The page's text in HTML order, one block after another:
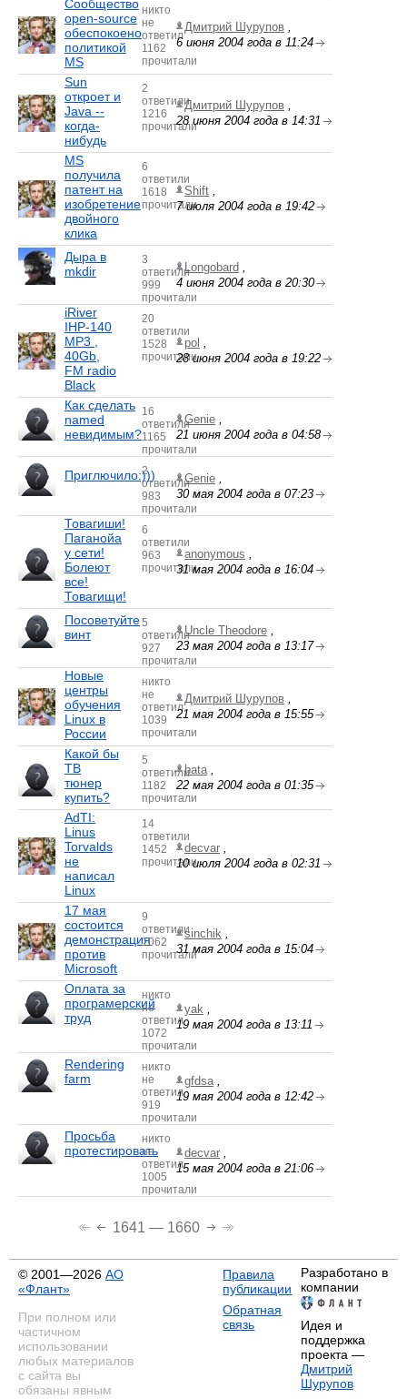
Сообщество
open-source
обеспокоено
политикой
MS
никто
не
ответил
1162
прочитали
Дмитрий Шурупов ,
6 июня 2004 года в 11:24
Sun
откроет и
Java --
когда-
нибудь
2
ответили
1216
прочитали
Дмитрий Шурупов ,
28 июня 2004 года в 14:31
MS
получила
патент на
изобретение
двойного
клика
6
ответили
1618
прочитали
Shift ,
7 июля 2004 года в 19:42
Дыра в
mkdir
3
ответили
999
прочитали
Longobard ,
4 июня 2004 года в 20:30
iRiver
IHP-140
MP3 ,
40Gb,
FM radio
Black
20
ответили
1528
прочитали
pol ,
28 июня 2004 года в 19:22
Как сделать
named
невидимым?
16
ответили
1165
прочитали
Genie ,
21 июня 2004 года в 04:58
Приглючило:)))
2
ответили
983
прочитали
Genie ,
30 мая 2004 года в 07:23
Товагиши!
Паганойа
у сети!
Болеют
все!
Товагищи!
6
ответили
963
прочитали
anonymous ,
31 мая 2004 года в 16:04
Посоветуйте
винт
5
ответили
927
прочитали
Uncle Theodore ,
23 мая 2004 года в 13:17
Новые
центры
обучения
Linux в
России
никто
не
ответил
1039
прочитали
Дмитрий Шурупов ,
21 мая 2004 года в 15:55
Какой бы
ТВ
тюнер
купить?
5
ответили
1182
прочитали
hata,
22 мая 2004 года в 01:35
AdTI:
Linus
Torvalds
не
написал
Linux
14
ответили
1452
прочитали
decvar ,
10 июля 2004 года в 02:31
17 мая
состоится
демонстрация
против
Microsoft
9
ответили
1062
прочитали
sinchik ,
31 мая 2004 года в 15:04
Оплата за
програмерский
труд
никто
не
ответил
1072
прочитали
yak ,
19 мая 2004 года в 13:11
Rendering
farm
никто
не
ответил
919
прочитали
gfdsa,
19 мая 2004 года в 12:42
Просьба
протестировать
никто
не
ответил
1005
прочитали
decvar ,
15 мая 2004 года в 21:06
1641 — 1660
© 2001—2026 АО
«Флант»
При полном или
частичном
использовании
любых материалов
с сайта вы
обязаны явным
Правила
публикации
Обратная
связь
Разработано в
компании
Идея и
поддержка
проекта —
Дмитрий
Шурупов